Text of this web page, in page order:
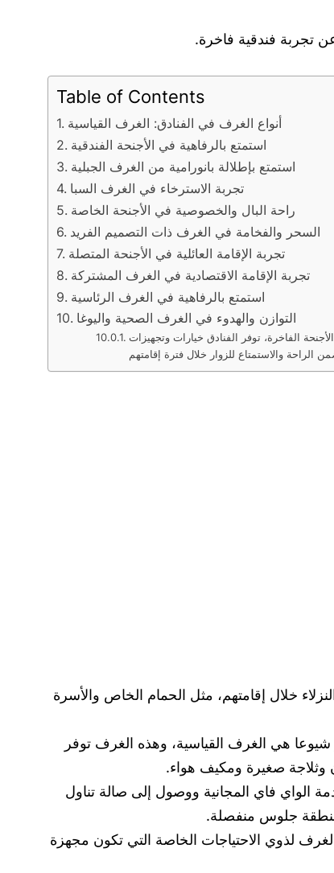
Table of Contents
أنواع الغرف في الفنادق: الغرف القياسية
استمتع بالرفاهية في الأجنحة الفندقية
استمتع بإطلالة بانورامية من الغرف الجبلية
تجربة الاسترخاء في الغرف السبا
راحة البال والخصوصية في الأجنحة الخاصة
السحر والفخامة في الغرف ذات التصميم الفريد
تجربة الإقامة العائلية في الأجنحة المتصلة
تجربة الإقامة الاقتصادية في الغرف المشتركة
استمتع بالرفاهية في الغرف الرئاسية
التوازن والهدوء في الغرف الصحية واليوغا
الفاخرة، توفر الفنادق خيارات وتجهيزات
خلال إقامتهم، مثل الحمام الخاص والأسرة
هي الغرف القياسية، وهذه الغرف توفر
صغيرة ومكيف هواء.
الواي فاي المجانية ووصول إلى صالة تناول
جلوس منفصلة.
لذوي الاحتياجات الخاصة التي تكون مجهزة